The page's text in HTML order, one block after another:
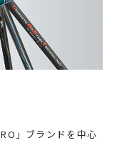
」ブランドを中心